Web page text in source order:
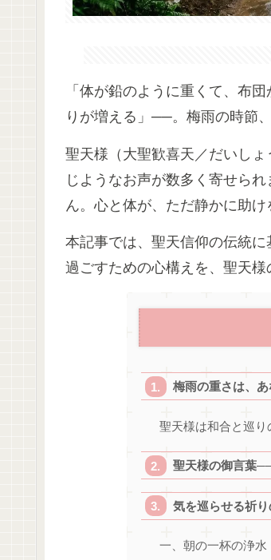
「体が鉛のように重くて、布
りが増える」──。梅雨の時節
聖天様（大聖歓喜天／だいし
じようなお声が数多く寄せら
ん。心と体が、ただ静かに助け
本記事では、聖天信仰の伝統
過ごすための心構えを、聖天様
梅雨の重さは、
聖天様は和合と巡り
聖天様の御言葉
気を巡らせる祈
一、朝の一杯の浄水